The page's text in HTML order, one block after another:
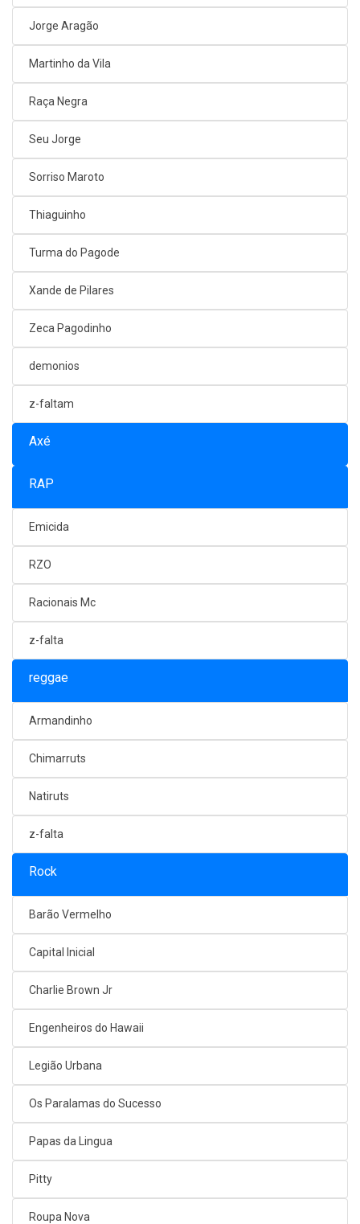
Jorge Aragão
Martinho da Vila
Raça Negra
Seu Jorge
Sorriso Maroto
Thiaguinho
Turma do Pagode
Xande de Pilares
Zeca Pagodinho
demonios
z-faltam
Axé
RAP
Emicida
RZO
Racionais Mc
z-falta
reggae
Armandinho
Chimarruts
Natiruts
z-falta
Rock
Barão Vermelho
Capital Inicial
Charlie Brown Jr
Engenheiros do Hawaii
Legião Urbana
Os Paralamas do Sucesso
Papas da Lingua
Pitty
Roupa Nova